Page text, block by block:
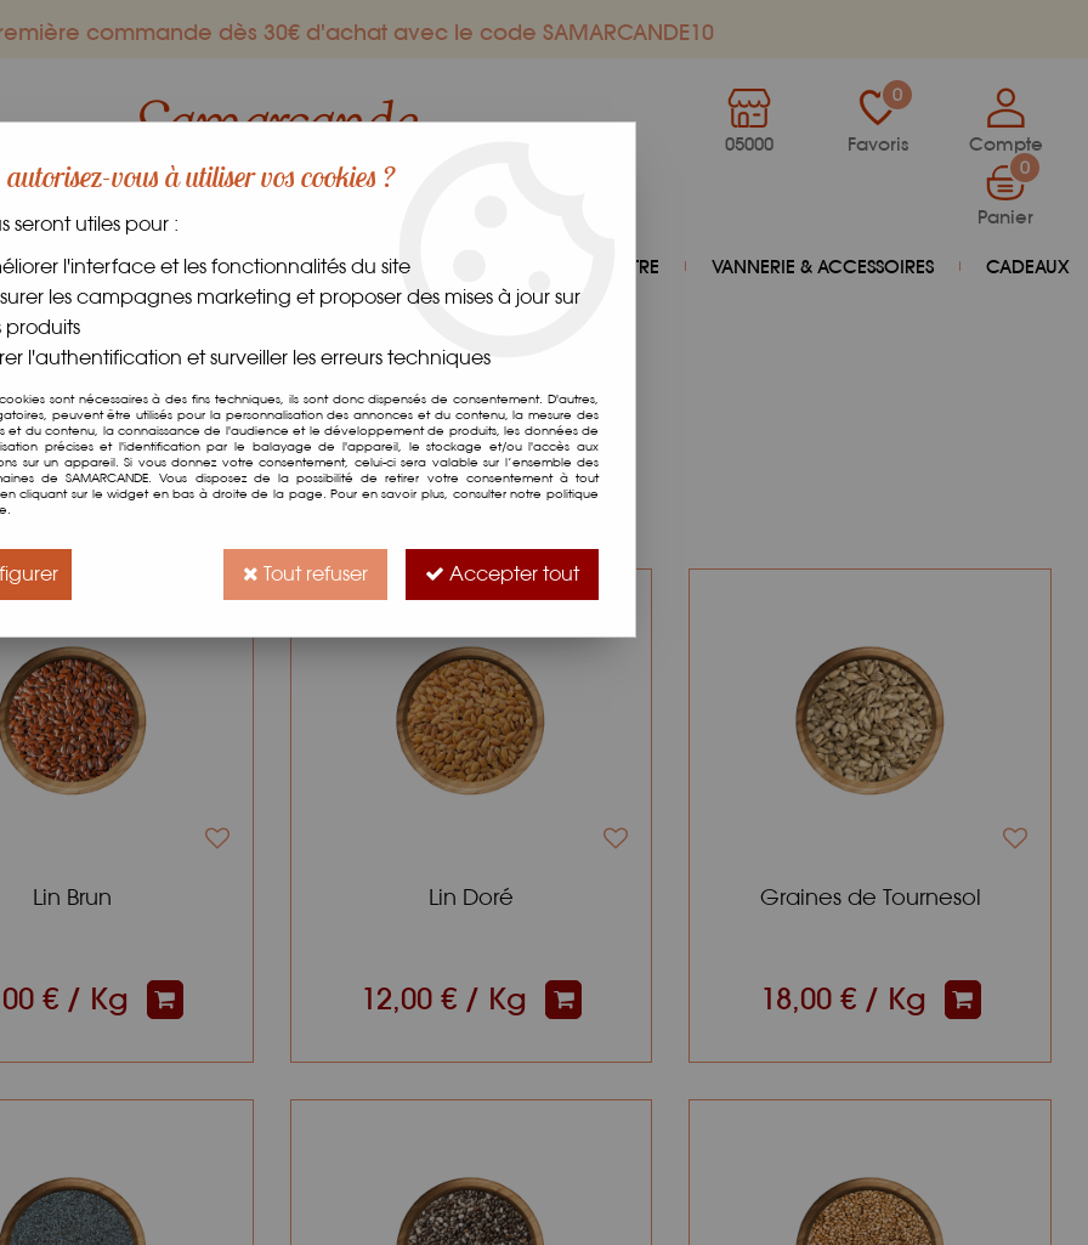
commande dès 30€ d'achat avec le code SAMARCANDE10
05000
0
Favoris Compte
0
Panier
GOURMANDS DANS LE MONDE FRAIS BIEN-ÊTRE VANNERIE & ACCESSOIRES CADEAUX
12 articles sur 12
Lin Brun
€ / Kg
Lin Doré
12,00 € / Kg
Graines de Tournesol
18,00 € / Kg
vous à utiliser vos cookies ?
seront utiles pour :
l'interface et les fonctionnalités du site
les campagnes marketing et proposer des mises à jour sur
produits
l'authentification et surveiller les erreurs techniques
sont nécessaires à des fins techniques, ils sont donc dispensés de consentement. D'autres,
peuvent être utilisés pour la personnalisation des annonces et du contenu, la mesure des
et du contenu, la connaissance de l'audience et le développement de produits, les données de
précises et l'identification par le balayage de l'appareil, le stockage et/ou l'accès aux
sur un appareil. Si vous donnez votre consentement, celui-ci sera valable sur l’ensemble des
de SAMARCANDE. Vous disposez de la possibilité de retirer votre consentement à tout
cliquant sur le widget en bas à droite de la page. Pour en savoir plus, consulter notre politique
Tout refuser Accepter tout